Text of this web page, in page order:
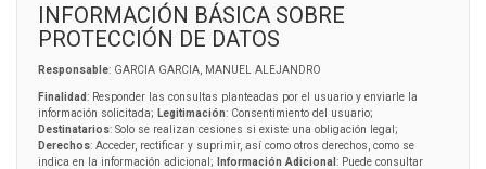
INFORMACIÓN BÁSICA SOBRE
PROTECCIÓN DE DATOS
Responsable: GARCIA GARCIA, MANUEL ALEJANDRO
Finalidad: Responder las consultas planteadas por el usuario y enviarle la
información solicitada; Legitimación: Consentimiento del usuario;
Destinatarios: Solo se realizan cesiones si existe una obligación legal;
Derechos: Acceder, rectificar y suprimir, así como otros derechos, como se
indica en la información adicional;
Información Adicional : Puede consultar